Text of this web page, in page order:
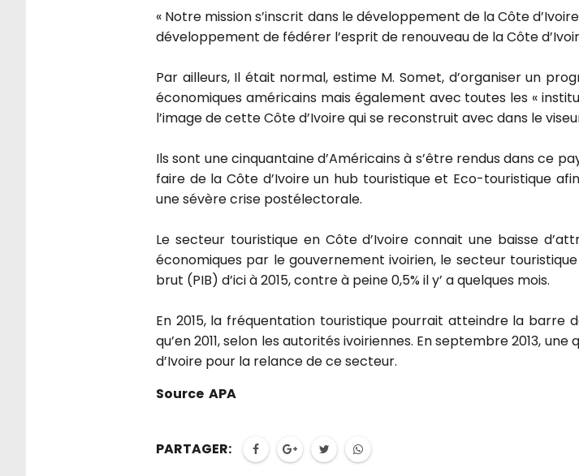
« Notre mission s’inscrit dans le développement de la Côte
développement de fédérer l’esprit de renouveau de la Côte
Par ailleurs, Il était normal, estime M. Somet, d’organiser un
économiques américains mais également avec toutes les «
l’image de cette Côte d’Ivoire qui se reconstruit avec dans le
Ils sont une cinquantaine d’Américains à s’être rendus dans ce
faire de la Côte d’Ivoire un hub touristique et Eco-touristique
une sévère crise postélectorale.
Le secteur touristique en Côte d’Ivoire connait une baisse
économiques par le gouvernement ivoirien, le secteur
brut (PIB) d’ici à 2015, contre à peine 0,5% il y’ a quelques mois.
En 2015, la fréquentation touristique pourrait atteindre la barre
qu’en 2011, selon les autorités ivoiriennes. En septembre 2013,
d’Ivoire pour la relance de ce secteur.
Source APA
PARTAGER: